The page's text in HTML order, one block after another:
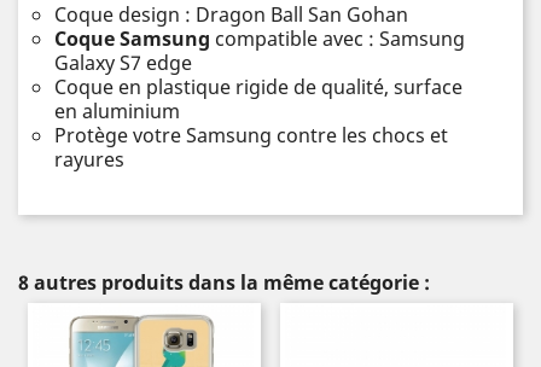
Coque design : Dragon Ball San Gohan
Coque Samsung compatible avec : Samsung
Galaxy S7 edge
Coque en plastique rigide de qualité, surface
en aluminium
Protège votre Samsung contre les chocs et
rayures
8 autres produits dans la même catégorie :